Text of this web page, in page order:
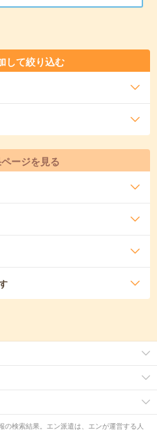
して絞り込む
ージを見る
検索結果。エン派遣は、エンが運営する人